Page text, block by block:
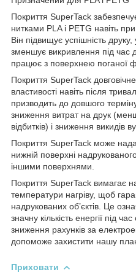
Покриття SuperTack
нитками PLA і PETG навіть
Він підвищує успішність
зменшує викривлення під час
працює з поверхнею поганої
Покриття SuperTack
властивості навіть після
призводить до довшого
зниження витрат на друк
відбитків) і зниження викидів
Покриття SuperTack може
нижній поверхні
іншими поверхнями.
Покриття SuperTack вимагає
температури нагріву, щоб
надрукованих об’єктів. Це
значну кількість енергії під
зниження рахунків за
допоможе захистити нашу
Приховати